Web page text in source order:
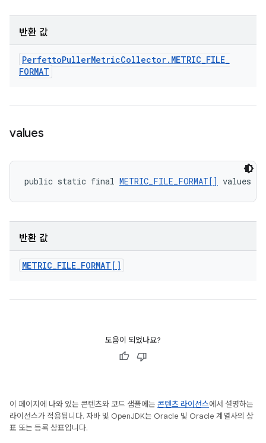
반환 값
PerfettoPullerMetricCollector. METRIC_FILE_
FORMAT
values
public static final METRIC_FILE_FORMAT[] values ()
반환 값
METRIC_FILE_FORMAT[]
도움이 되었나요?
이 페이지에 나와 있는 콘텐츠와 코드 샘플에는 콘텐츠 라이선스에서 설명하는
라이선스가 적용됩니다. 자바 및 OpenJDK는 Oracle 및 Oracle 계열사의 상
표 또는 등록 상표입니다.